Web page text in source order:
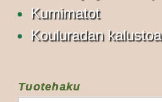
Kumimatot
Kouluradan kalustoa
Tuotehaku